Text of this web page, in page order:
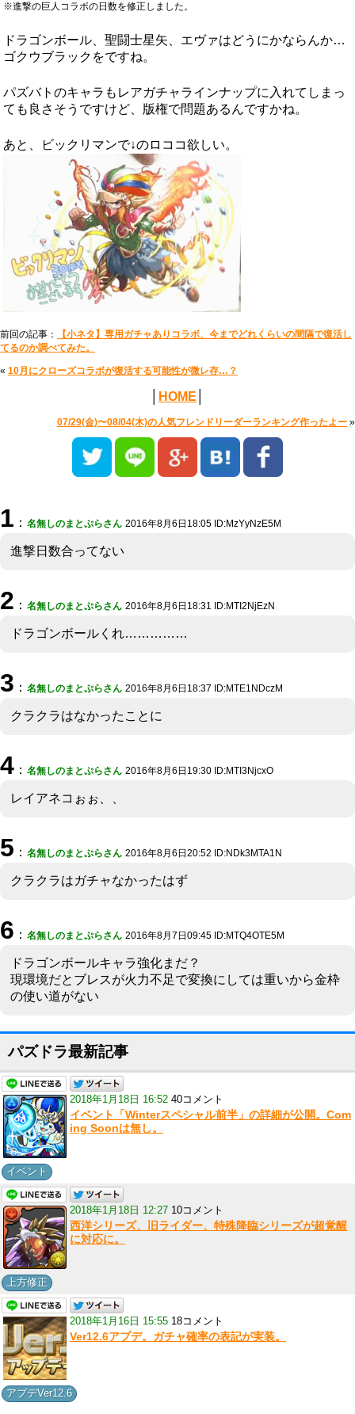
※進撃の巨人コラボの日数を修正しました。
ドラゴンボール、聖闘士星矢、エヴァはどうにかならんか…
ゴクウブラックをですね。
パズバトのキャラもレアガチャラインナップに入れてしまっ
ても良さそうですけど、版権で問題あるんですかね。
あと、ビックリマンで↓のロココ欲しい。
前回の記事：
【小ネタ】専用ガチャありコラボ、今までどれくらいの間隔で復活し
てるのか調べてみた。
« 10月にクローズコラボが復活する可能性が微レ存…？
HOME
07/29(金)〜08/04(木)の人気フレンドリーダーランキング作ったよー »
1 ： 名無しのまとぷらさん 2016年8月6日18:05 ID:MzYyNzE5M
進撃日数合ってない
2 ： 名無しのまとぷらさん 2016年8月6日18:31 ID:MTI2NjEzN
ドラゴンボールくれ……………
3 ： 名無しのまとぷらさん 2016年8月6日18:37 ID:MTE1NDczM
クラクラはなかったことに
4 ： 名無しのまとぷらさん 2016年8月6日19:30 ID:MTI3NjcxO
レイアネコぉぉ、、
5 ： 名無しのまとぷらさん 2016年8月6日20:52 ID:NDk3MTA1N
クラクラはガチャなかったはず
6 ： 名無しのまとぷらさん 2016年8月7日09:45 ID:MTQ4OTE5M
ドラゴンボールキャラ強化まだ？
現環境だとブレスが火力不足で変換にしては重いから金枠
の使い道がない
パズドラ最新記事
2018年1月18日 16:52 40コメント
イベント「Winterスペシャル前半」の詳細が公開。Com
ing Soonは無し。
イベント
2018年1月18日 12:27 10コメント
西洋シリーズ、旧ライダー、特殊降臨シリーズが超覚醒
に対応に。
上方修正
2018年1月16日 15:55 18コメント
Ver12.6アプデ。ガチャ確率の表記が実装。
アプデVer12.6